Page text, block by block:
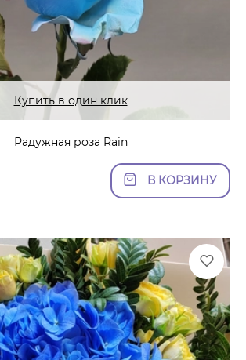
Купить в один клик
Радужная роза Rain
В КОРЗИНУ